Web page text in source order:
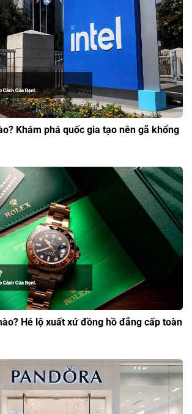
Khám phá quốc gia tạo nên gã khổng
Hé lộ xuất xứ đồng hồ đẳng cấp toàn